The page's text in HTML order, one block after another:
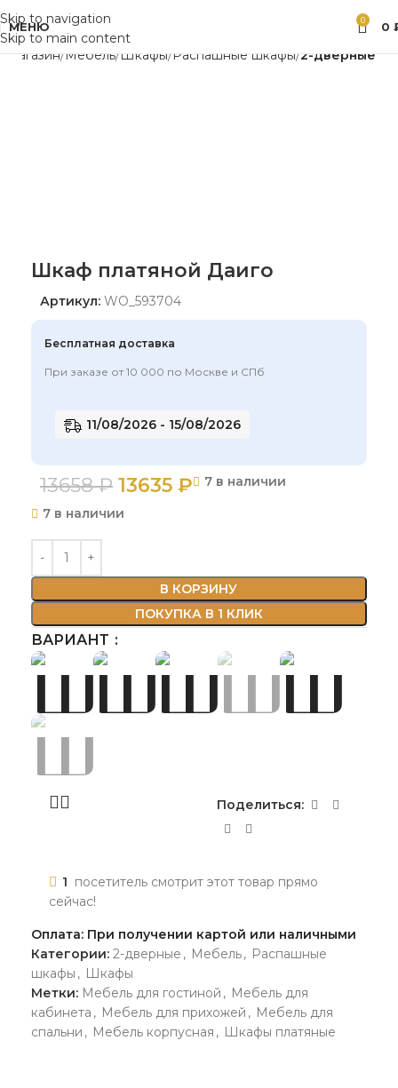
Skip to navigation
Skip to main content
МЕНЮ 0 0
Магазин Мебель Шкафы Распашные шкафы 2-дверные
Шкаф платяной Даиго
Артикул: WO_593704
Бесплатная доставка
При заказе от 10 000 по Москве и СПб
11/08/2026 - 15/08/2026
13658₽ 13635 ₽
7 в наличии
7 в наличии
В КОРЗИНУ
ПОКУПКА В 1 КЛИК
ВАРИАНТ
Поделиться:
1 посетитель смотрит этот товар прямо
сейчас!
Оплата: При получении картой или наличными
Категории: 2-дверные , Мебель, Распашные
шкафы , Шкафы
Метки: Мебель для гостиной , Мебель для
кабинета , Мебель для прихожей , Мебель для
спальни , Мебель корпусная , Шкафы платяные